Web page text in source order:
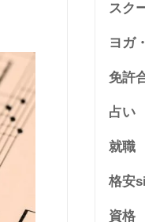
スク
ヨガ
免許
占い
就職
格安
資格